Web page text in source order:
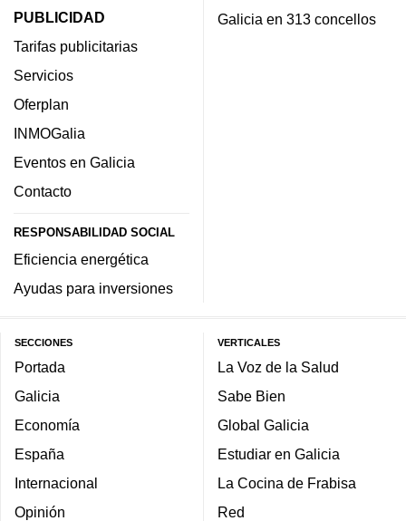
PUBLICIDAD
Tarifas publicitarias
Servicios
Oferplan
INMOGalia
Eventos en Galicia
Contacto
RESPONSABILIDAD SOCIAL
Eficiencia energética
Ayudas para inversiones
Galicia en 313 concellos
SECCIONES
Portada
Galicia
Economía
España
Internacional
Opinión
VERTICALES
La Voz de la Salud
Sabe Bien
Global Galicia
Estudiar en Galicia
La Cocina de Frabisa
Red